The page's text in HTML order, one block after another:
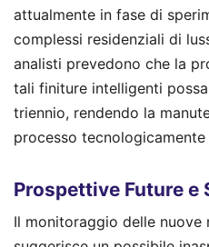
attualmente in fase di
complessi residenziali di
analisti prevedono che la
tali finiture intelligenti
triennio, rendendo la
processo tecnologicamente
Prospettive Future e
Il monitoraggio delle nuove